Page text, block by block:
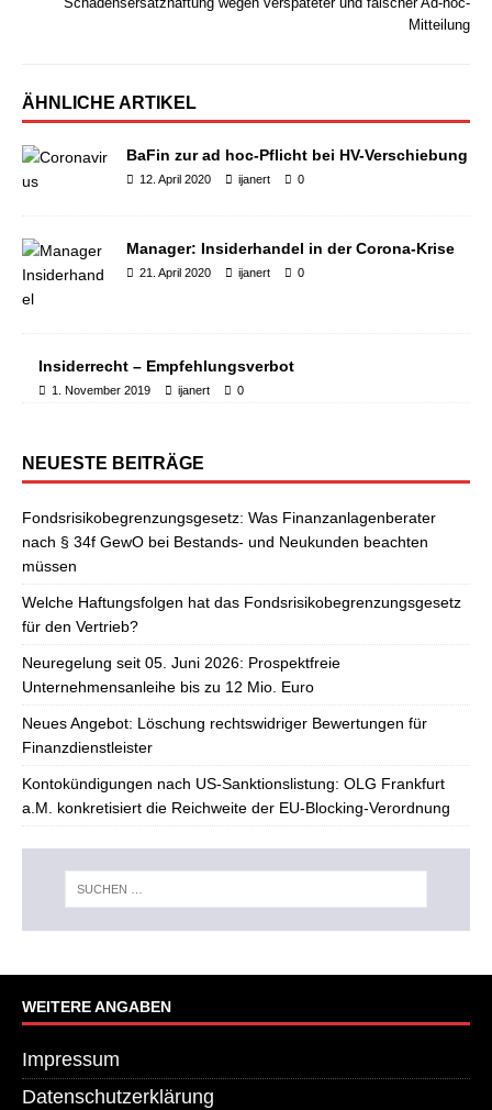
Mitteilung
ÄHNLICHE ARTIKEL
BaFin zur ad hoc-Pflicht bei HV-Verschiebung
12. April 2020 ijanert 0
Manager: Insiderhandel in der Corona-Krise
21. April 2020 ijanert 0
Insiderrecht – Empfehlungsverbot
1. November 2019 ijanert 0
NEUESTE BEITRÄGE
Fondsrisikobegrenzungsgesetz: Was Finanzanlagenberater
nach § 34f GewO bei Bestands- und Neukunden beachten
müssen
Welche Haftungsfolgen hat das Fondsrisikobegrenzungsgesetz
für den Vertrieb?
Neuregelung seit 05. Juni 2026: Prospektfreie
Unternehmensanleihe bis zu 12 Mio. Euro
Neues Angebot: Löschung rechtswidriger Bewertungen für
Finanzdienstleister
Kontokündigungen nach US-Sanktionslistung: OLG Frankfurt
a.M. konkretisiert die Reichweite der EU-Blocking-Verordnung
WEITERE ANGABEN
Impressum
Datenschutzerklärung